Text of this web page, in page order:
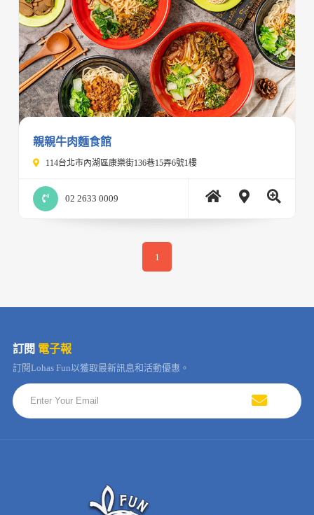
親親牛肉麵食館
114台北市內湖區康樂街136巷15弄6號1樓
02 2633 0009
1
訂閱 電子報
訂閱Lohas Fun以獲取最新訊息和活動優惠。